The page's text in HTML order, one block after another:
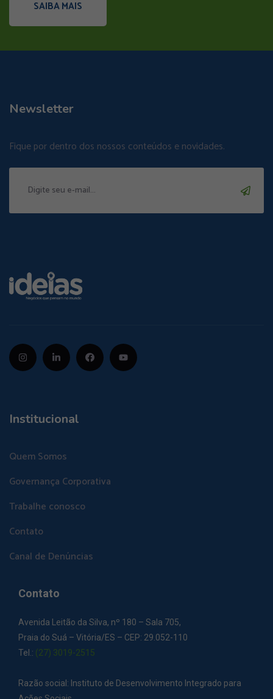
SAIBA MAIS
Newsletter
Fique por dentro dos nossos conteúdos e novidades.
Institucional
Quem Somos
Governança Corporativa
Trabalhe conosco
Contato
Canal de Denúncias
Contato
Avenida Leitão da Silva, nº 180 – Sala 705,
Praia do Suá – Vitória/ES – CEP: 29.052-110
Tel.: (27) 3019-2515
Razão social: Instituto de Desenvolvimento Integrado para